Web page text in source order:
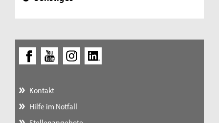
Kontakt
Hilfe im Notfall